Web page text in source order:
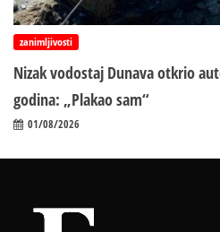
zanimljivosti
Nizak vodostaj Dunava otkrio
godina: „Plakao sam“
01/08/2026